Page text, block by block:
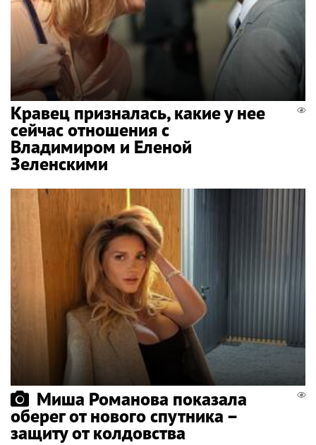
Кравец призналась, какие у нее
сейчас отношения с
Владимиром и Еленой
Зеленскими
Миша Романова показала
оберег от нового спутника –
защиту от колдовства